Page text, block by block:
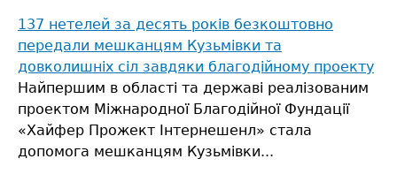
137 нетелей за десять років безкоштовно
передали мешканцям Кузьмівки та
довколишніх сіл завдяки благодійному проекту
Найпершим в області та державі реалізованим
проектом Міжнародної Благодійної Фундації
«Хайфер Прожект Інтернешенл» стала
допомога мешканцям Кузьмівки...